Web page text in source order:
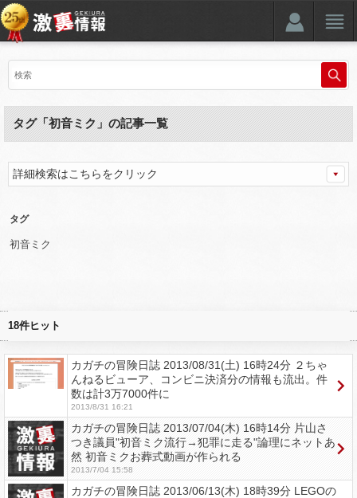
タグ「初音ミク」の記事一覧
詳細検索はこちらをクリック
タグ
初音ミク
18件ヒット
カガチの冒険日誌 2013/08/31(土) 16時24分 ２ちゃ
んねるビューア、コンビニ決済分の情報も流出。件
数は計3万7000件に
2013/8/31 16:21
カガチの冒険日誌 2013/07/04(木) 16時14分 片山さ
つき議員"初音ミク流行→犯罪に走る"論理にネットあ
然 初音ミクお葬式動画が作られる
2013/7/04 15:58
カガチの冒険日誌 2013/06/13(木) 18時39分 LEGOの